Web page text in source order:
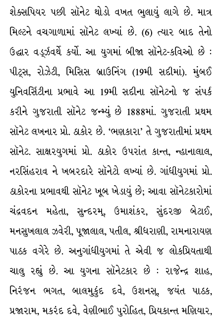
શેક્સપિયર પછી સૉનેટ થોડો વખત ભુલાયું લાગે છે. માત્ર
મિલ્ટને વચગાળામાં સૉનેટ લખ્યાં છે. (6) ત્યાર બાદ તેનો
ઉદ્ધાર વર્ડ્ઝવર્થે કર્યો. આ યુગમાં બીજા સૉનેટ-કવિઓ છે :
પીટ્સ, રોઝેટી, મિસિસ બ્રાઉનિંગ (19મી સદીમાં). મુંબઈ
યુનિવર્સિટીના પ્રભાવે આ 19મી સદીના સૉનેટનો જ સંપર્ક
કરીને ગુજરાતી સૉનેટ જન્મ્યું છે 1888માં. ગુજરાતી પ્રથમ
સૉનેટ લખનાર પ્રો. ઠાકોર છે. ‘ભણકારા’ તે ગુજરાતીમાં પ્રથમ
સૉનેટ. સાક્ષરયુગમાં પ્રો. ઠાકોર ઉપરાંત કાન્ત, ન્હાનાલાલ,
નરસિંહરાવ ને ખબરદારે સૉનેટો લખ્યાં છે. ગાંધીયુગમાં પ્રો.
ઠાકોરના પ્રભાવથી સૉનેટ ખૂબ ખેડાયું છે; આવા સૉનેટકારોમાં
ચંદ્રવદન મહેતા, સુન્દરમ્, ઉમાશંકર, સુંદરજી બેટાઈ,
મનસુખલાલ ઝવેરી, પૂજાલાલ, પતીલ, શ્રીધરાણી, રામનારાયણ
પાઠક વગેરે છે. અનુગાંધીયુગમાં તે એવી જ લોકપ્રિયતાથી
ચાલુ રહ્યું છે. આ યુગના સૉનેટકાર છે : રાજેન્દ્ર શાહ,
નિરંજન ભગત, બાલમુકુંદ દવે, ઉશનસ્, જયંત પાઠક,
પ્રજારામ, મકરંદ દવે, વેણીભાઈ પુરોહિત, પ્રિયકાન્ત મણિયાર,